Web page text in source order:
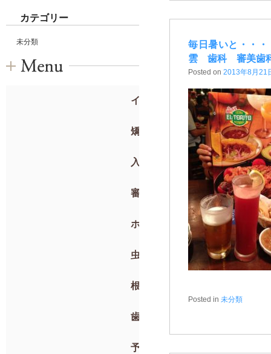
カテゴリー
未分類
インプラント
矯正歯科
入れ歯
審美歯科
ホワイトニング
虫歯治療・抜歯
根管治療
歯周病
予防歯科
毎日暑いと・・
雲 歯科 審美歯
Posted on 2013年8月21
Posted in 未分類